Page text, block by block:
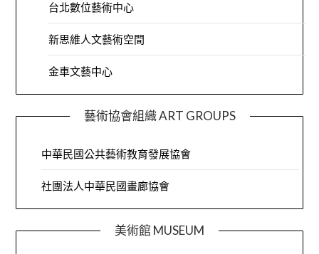
台北數位藝術中心
新思維人文藝術空間
金車文藝中心
藝術協會組織 ART GROUPS
中華民國公共藝術教育發展協會
社團法人中華民國畫廊協會
美術館 MUSEUM